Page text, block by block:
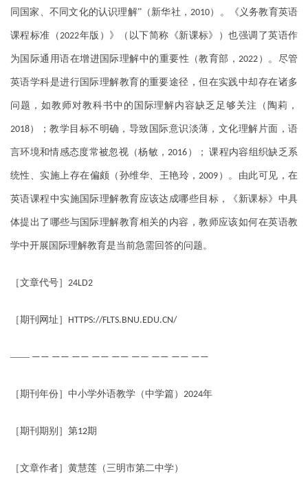
同国家、不同文化的认识理解”（新华社， 2010）。《义务教育英语
课程标准（2022年版）》（以下简称《新课标》）也强调了英语作
为国际通用语在增进国际理解中的重要性（教育部， 2022 ）。尽管
英语学科是进行国际理解教育的重要途径，但在实践中却存在诸多
问题，如教师对教科书中的国际理解内容缺乏足够关注（陶莉，
2018）；教学目标不明确，导致国际意识淡薄，文化理解片面，语
言环境和情感态度常被忽视（杨敏， 2016 ）； 课程内容组织缺乏系
统性、实施上存在偏颇（孙维华、王艳玲， 2009 ）。由此可见，在
英语课程中实施国际理解教育应该达成哪些目标，《新课标》中具
体提出了哪些与国际理解教育相关的内容，教师应该如何在英语教
学中开展国际理解教育是当前急需回答的问题。
［文章代号］ 24LD2
［期刊网址］ HTTPS://FLTS.BNU.EDU.CN/
—— —— —— —— —— —— —— —— —— ——
［期刊年份］中小学外语教学（中学篇） 2024年
［期刊期别］第12期
［文章作者］黄慧莲（三明市第二中学）